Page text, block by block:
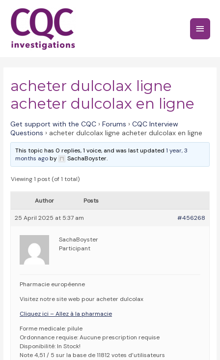
content
Main
acheter dulcolax ligne
acheter dulcolax en ligne
Get support with the CQC › Forums › CQC Interview
Questions › acheter dulcolax ligne acheter dulcolax en ligne
This topic has 0 replies, 1 voice, and was last updated1 year, 3
months agoby SachaBoyster.
Viewing 1 post (of 1 total)
Author Posts
25 April 2025 at 5:37 am #456268
SachaBoyster
Participant
Pharmacie européenne
Visitez notre site web pour acheter dulcolax
Cliquez ici – Allez à la pharmacie
Forme medicale: pilule
Ordonnance requise: Aucune prescription requise
Disponibilité: In Stock!
Note 4,51 / 5 sur la base de 11812 votes d’utilisateurs